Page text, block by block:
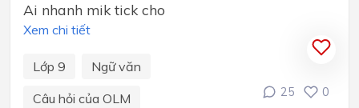
Ai nhanh mik tick cho
Xem chi tiết
Lớp 9
Ngữ văn
Câu hỏi của OLM
25 0